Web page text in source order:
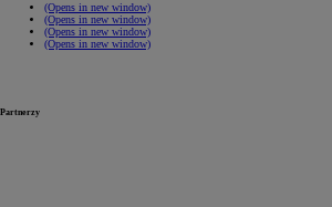
(Opens in new window)
(Opens in new window)
(Opens in new window)
(Opens in new window)
Partnerzy